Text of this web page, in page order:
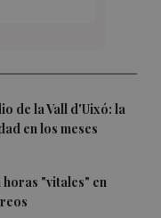
de la Vall d'Uixó: la
en los meses
"vitales" en